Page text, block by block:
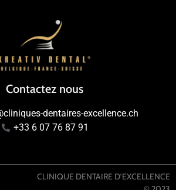
Contactez nous
dentaires-excellence.ch
+33 6 07 76 87 91
CLINIQUE DENTAIRE D’EXCELLENCE